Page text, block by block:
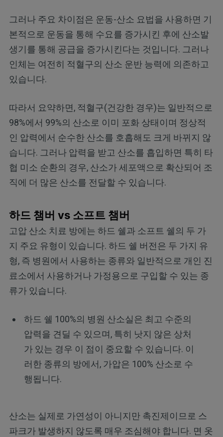
그러나 주요 차이점은 운동-산소 요법을 사용하면 기
본적으로 운동을 통해 수요를 증가시킨 후에 산소발
생기를 통해 공급을 증가시킨다는 것입니다. 그러나
인체는 여전히 적혈구의 산소 운반 능력에 의존하고
있습니다.
따라서 요약하면, 적혈구(건강한 경우)는 일반적으로
98%에서 99%의 산소로 이미 포화 상태이며 정상적
인 압력에서 순수한 산소를 호흡해도 크게 바뀌지 않
습니다. 그러나 압력을 받고 산소를 흡입하면 특히 타
협 미소 순환의 경우, 산소가 세포액으로 확산되어 조
직에 더 많은 산소를 전달할 수 있습니다.
하드 챔버 vs 소프트 챔버
고압 산소 치료 방에는 하드 쉘과 소프트 쉘의 두 가
지 주요 유형이 있습니다. 하드 쉘 버전은 두 가지 유
형, 즉 병원에서 사용하는 종류와 일반적으로 개인 진
료소에서 사용하거나 가정용으로 구입할 수 있는 종
류가 있습니다.
하드 쉘 100%의 병원 산소실은 최고 수준의
압력을 견딜 수 있으며, 특히 낫지 않은 상처
가 있는 경우 이 점이 중요할 수 있습니다. 이
러한 종류의 방에서, 가압은 100% 산소로 수
행됩니다.
산소는 실제로 가연성이 아니지만 촉진제이므로 스
파크가 발생하지 않도록 매우 조심해야 합니다. 면 옷